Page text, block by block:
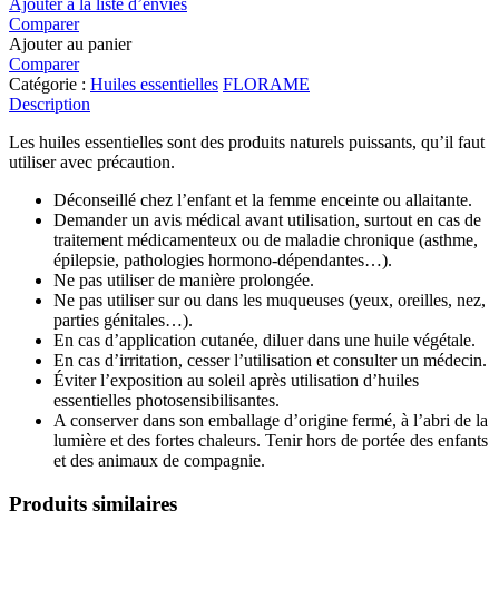
Ajouter à la liste d’envies
Comparer
Ajouter au panier
Comparer
Catégorie : Huiles essentielles FLORAME
Description
Les huiles essentielles sont des produits naturels puissants, qu’il faut
utiliser avec précaution.
Déconseillé chez l’enfant et la femme enceinte ou allaitante.
Demander un avis médical avant utilisation, surtout en cas de
traitement médicamenteux ou de maladie chronique (asthme,
épilepsie, pathologies hormono-dépendantes…).
Ne pas utiliser de manière prolongée.
Ne pas utiliser sur ou dans les muqueuses (yeux, oreilles, nez,
parties génitales…).
En cas d’application cutanée, diluer dans une huile végétale.
En cas d’irritation, cesser l’utilisation et consulter un médecin.
Éviter l’exposition au soleil après utilisation d’huiles
essentielles photosensibilisantes.
A conserver dans son emballage d’origine fermé, à l’abri de la
lumière et des fortes chaleurs. Tenir hors de portée des enfants
et des animaux de compagnie.
Produits similaires